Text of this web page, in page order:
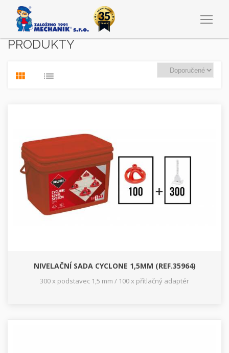
PRODUKTY
NIVELAČNÍ SADA CYCLONE 1,5MM (REF.35964)
300 x podstavec 1,5 mm / 100 x přítlačný adaptér